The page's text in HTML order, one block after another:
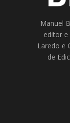
Manuel
editor e
Laredo e
de